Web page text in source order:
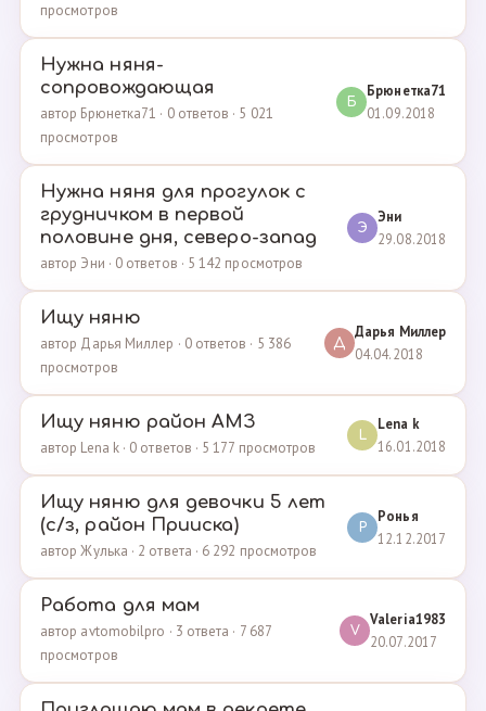
просмотров
Нужна няня-
сопровождающая
автор Брюнетка71 · 0 ответов · 5 021
просмотров
Б
Брюнетка71
01.09.2018
Нужна няня для прогулок с
грудничком в первой
половине дня, северо-запад
автор Эни · 0 ответов · 5 142 просмотров
Э
Эни
29.08.2018
Ищу няню
автор Дарья Миллер · 0 ответов · 5 386
просмотров
Д
Дарья Миллер
04.04.2018
Ищу няню район АМЗ
автор Lena k · 0 ответов · 5 177 просмотров
L
Lena k
16.01.2018
Ищу няню для девочки 5 лет
(с/з, район Прииска)
автор Жулька · 2 ответа · 6 292 просмотров
Р
Ронья
12.12.2017
Работа для мам
автор avtomobilpro · 3 ответа · 7 687
просмотров
V
Valeria1983
20.07.2017